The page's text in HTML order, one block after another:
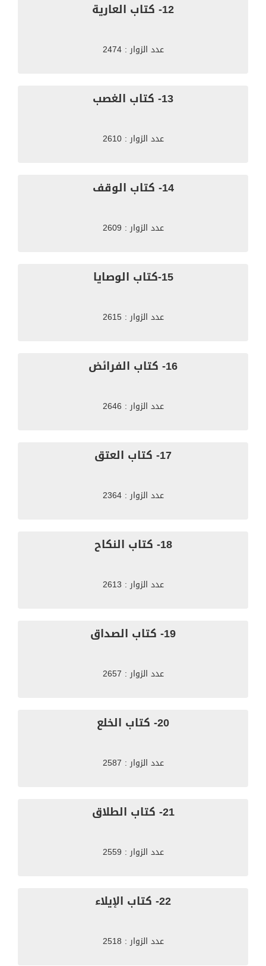
12- كتاب العارية
عدد الزوار : 2474
13- كتاب الغصب
عدد الزوار : 2610
14- كتاب الوقف
عدد الزوار : 2609
15-كتاب الوصايا
عدد الزوار : 2615
16- كتاب الفرائض
عدد الزوار : 2646
17- كتاب العتق
عدد الزوار : 2364
18- كتاب النكاح
عدد الزوار : 2613
19- كتاب الصداق
عدد الزوار : 2657
20- كتاب الخلع
عدد الزوار : 2587
21- كتاب الطلاق
عدد الزوار : 2559
22- كتاب الإيلاء
عدد الزوار : 2518